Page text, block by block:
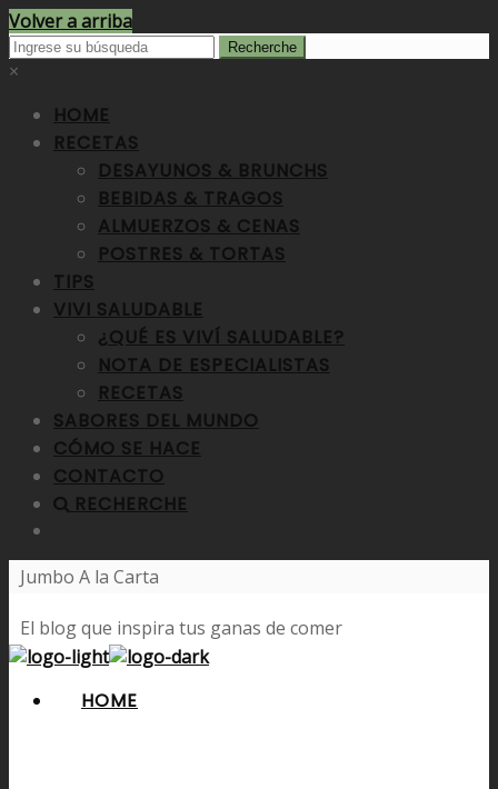
Volver a arriba
×
HOME
RECETAS
DESAYUNOS & BRUNCHS
BEBIDAS & TRAGOS
ALMUERZOS & CENAS
POSTRES & TORTAS
TIPS
VIVI SALUDABLE
¿QUÉ ES VIVÍ SALUDABLE?
NOTA DE ESPECIALISTAS
RECETAS
SABORES DEL MUNDO
CÓMO SE HACE
CONTACTO
RECHERCHE
Jumbo A la Carta
El blog que inspira tus ganas de comer
HOME